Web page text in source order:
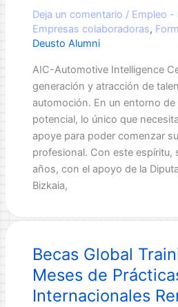
Deja un comentario / Empleo -
Empresas colaboradoras,
Deusto Alumni
AIC-Automotive Intelligence
generación y atracción de
automoción. En un entorno
potencial, lo único que
apoye para poder comenzar
profesional. Con este espíritu,
años, con el apoyo de la
Bizkaia,
Becas Global
Meses de
Internacionales